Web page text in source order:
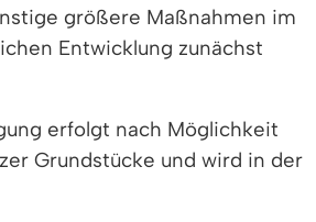
größere Maßnahmen im
Entwicklung zunächst
erfolgt nach Möglichkeit
Grundstücke und wird in der